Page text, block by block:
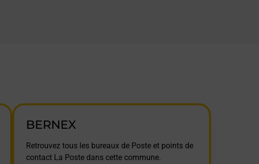
BERNEX
Retrouvez tous les bureaux de Poste et points de
contact La Poste dans cette commune.